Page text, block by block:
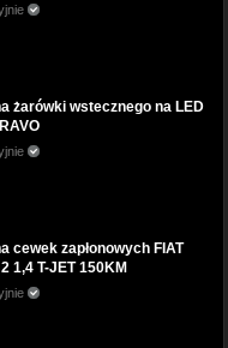
żarówki wstecznego na LED
cewek zapłonowych FIAT
1,4 T-JET 150KM